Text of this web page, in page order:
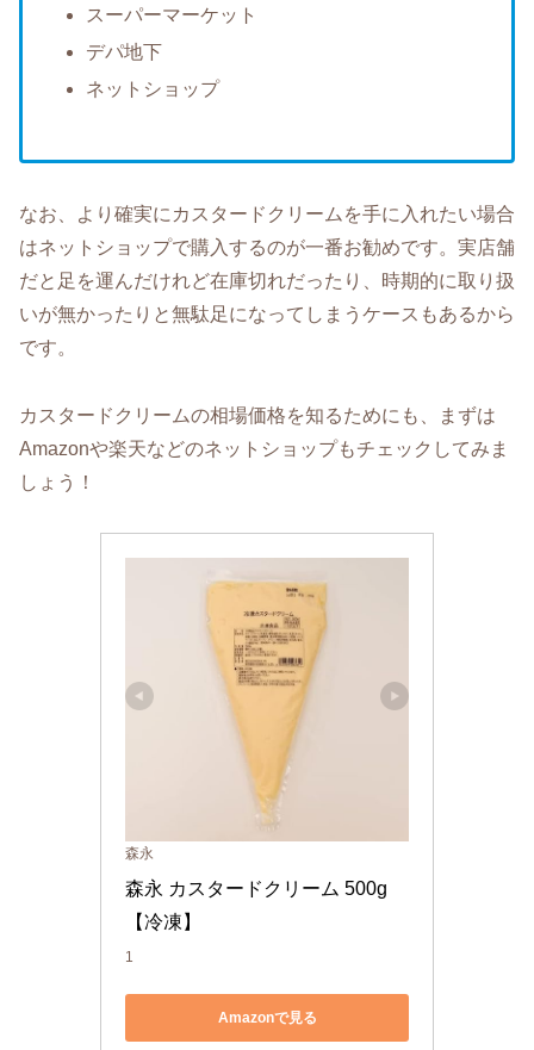
スーパーマーケット
デパ地下
ネットショップ
なお、より確実にカスタードクリームを手に入れたい場合
はネットショップで購入するのが一番お勧めです。実店舗
だと足を運んだけれど在庫切れだったり、時期的に取り扱
いが無かったりと無駄足になってしまうケースもあるから
です。
カスタードクリームの相場価格を知るためにも、まずは
Amazonや楽天などのネットショップもチェックしてみま
しょう！
森永
森永 カスタードクリーム 500g
【冷凍】
1
Amazonで見る